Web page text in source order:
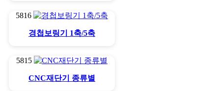
5816
경첩보링기 1축/5축
5815
CNC재단기 종류별